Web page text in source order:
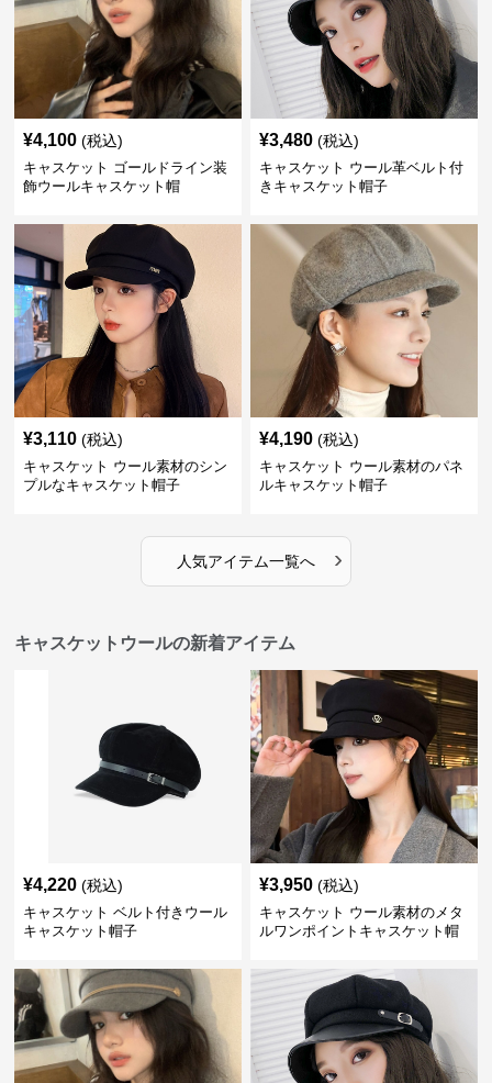
¥4,100 (税込)
キャスケット ゴールドライン装
飾ウールキャスケット帽
¥3,480 (税込)
キャスケット ウール革ベルト付
きキャスケット帽子
¥3,110 (税込)
キャスケット ウール素材のシン
プルなキャスケット帽子
¥4,190 (税込)
キャスケット ウール素材のパネ
ルキャスケット帽子
人気アイテム一覧へ ›
キャスケットウールの新着アイテム
¥4,220 (税込)
キャスケット ベルト付きウール
キャスケット帽子
¥3,950 (税込)
キャスケット ウール素材のメタ
ルワンポイントキャスケット帽